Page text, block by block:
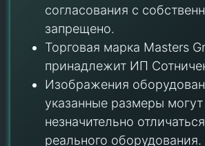
согласования с
запрещено.
Торговая марка Masters
принадлежит ИП
Изображения
указанные размеры могут
незначительно
реального